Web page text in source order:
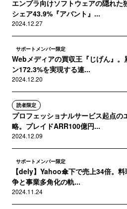
エンプラ向けソフトウェアの隠れた
シェア43.9%『アバント』...
2024.12.27
サポートメンバー限定
Webメディアの買収王『じげん』。
ン172.3%を実現する連...
2024.12.20
読者限定
プロフェッショナルサービス起点の
略。プレイドARR100億円...
2024.12.09
サポートメンバー限定
【dely】Yahoo傘下で売上34倍。
争と事業多角化の軌...
2024.11.24